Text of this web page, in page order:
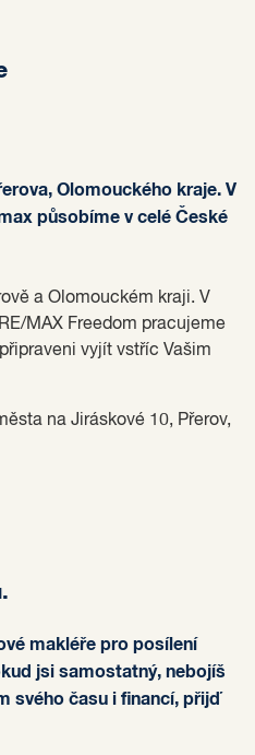
Olomouckého kraje. V
působíme v celé České
a Olomouckém kraji. V
MAX Freedom pracujeme
vyjít vstříc Vašim
na Jiráskové 10, Přerov,
makléře pro posílení
jsi samostatný, nebojíš
svého času i financí, přijď